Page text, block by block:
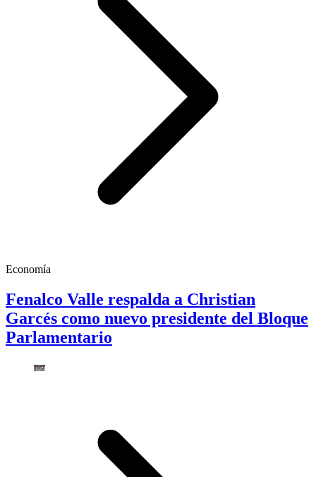
Economía
Fenalco Valle respalda a Christian
Garcés como nuevo presidente del Bloque
Parlamentario